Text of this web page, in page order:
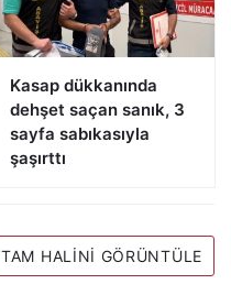
Kasap dükkanında
dehşet saçan sanık, 3
sayfa sabıkasıyla
şaşırttı
TAM HALINI GÖRÜNTÜLE